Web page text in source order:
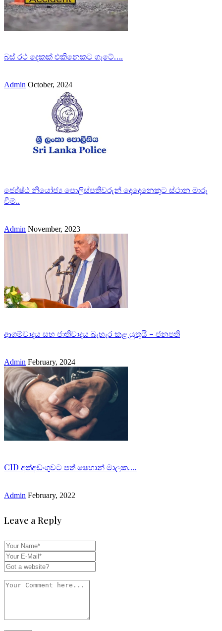
බස් රථ දෙකක් එකිනෙකට ගැටේ….
Admin October, 2024
ජ්‍යේෂ්ඨ නියෝජ්‍ය පොලිස්පතිවරුන් දෙදෙනෙකුට ස්ථාන මාරු
වීම්..
Admin November, 2023
ආගම්වාදය සහ ජාතිවාදය බැහැර කළ යුතුයි – ජනපති
Admin February, 2024
CID අත්අඩංගුවට පත් ෂෙහාන් මාලක….
Admin February, 2022
Leave a Reply